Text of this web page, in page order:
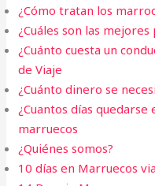
¿Cómo tratan los
¿Cuáles son las
¿Cuánto cuesta un
de Viaje
¿Cuánto dinero se
¿Cuantos días
marruecos
¿Quiénes somos?
10 días en Marruecos